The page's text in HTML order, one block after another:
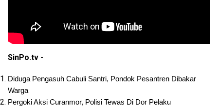
SinPo.tv -
Diduga Pengasuh Cabuli Santri, Pondok Pesantren Dibakar
Warga
Pergoki Aksi Curanmor, Polisi Tewas Di Dor Pelaku